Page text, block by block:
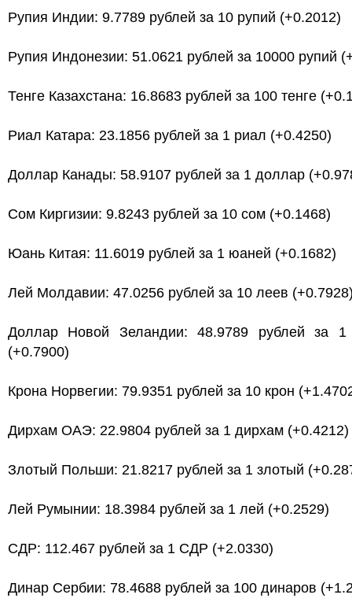
Рупия Индии: 9.7789 рублей за 10 рупий (+0.2012)
Рупия Индонезии: 51.0621 рублей за 10000 рупий
Тенге Казахстана: 16.8683 рублей за 100 тенге
Риал Катара: 23.1856 рублей за 1 риал (+0.4250)
Доллар Канады: 58.9107 рублей за 1 доллар
Сом Киргизии: 9.8243 рублей за 10 сом (+0.1468)
Юань Китая: 11.6019 рублей за 1 юаней (+0.1682)
Лей Молдавии: 47.0256 рублей за 10 леев
Доллар Новой Зеландии: 48.9789 рублей за 1
(+0.7900)
Крона Норвегии: 79.9351 рублей за 10 крон
Дирхам ОАЭ: 22.9804 рублей за 1 дирхам (+0.4212)
Злотый Польши: 21.8217 рублей за 1 злотый
Лей Румынии: 18.3984 рублей за 1 лей (+0.2529)
СДР: 112.467 рублей за 1 СДР (+2.0330)
Динар Сербии: 78.4688 рублей за 100 динаров